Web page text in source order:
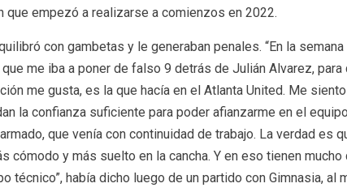
que empezó a realizarse a comienzos en 2022.
con gambetas y le generaban penales. “En la
me iba a poner de falso 9 detrás de Julián Alvarez, para
me gusta, es la que hacía en el Atlanta United. Me
la confianza suficiente para poder afianzarme en el
que venía con continuidad de trabajo. La verdad es
cómodo y más suelto en la cancha. Y en eso tienen mucho
técnico”, había dicho luego de un partido con Gimnasia, al